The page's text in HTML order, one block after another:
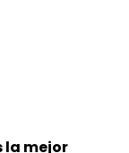
la mejor